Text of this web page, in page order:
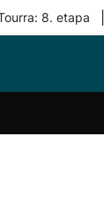
8. etapa